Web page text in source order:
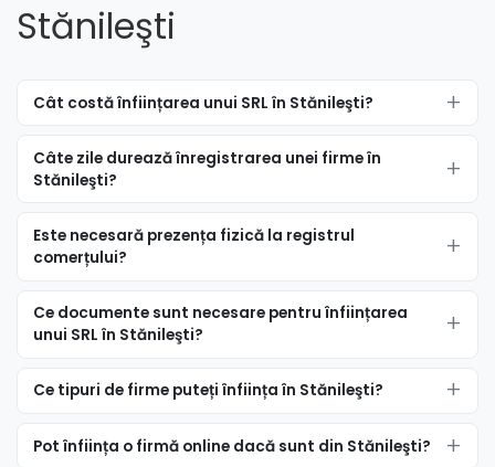
Stănileşti
Cât costă înființarea unui SRL în Stănileşti?
Câte zile durează înregistrarea unei firme în
Stănileşti?
Este necesară prezența fizică la registrul
comerțului?
Ce documente sunt necesare pentru înființarea
unui SRL în Stănileşti?
Ce tipuri de firme puteți înființa în Stănileşti?
Pot înființa o firmă online dacă sunt din Stănileşti?